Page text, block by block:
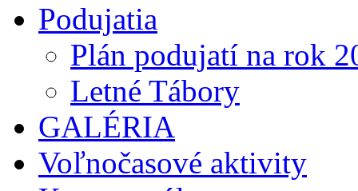
Podujatia
Plán podujatí na rok
Letné Tábory
GALÉRIA
Voľnočasové aktivity